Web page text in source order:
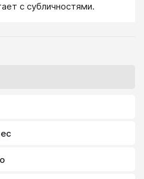
с субличностями.